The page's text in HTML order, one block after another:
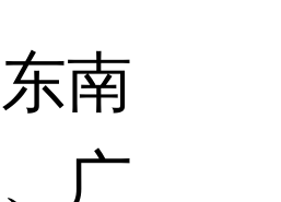
南
广